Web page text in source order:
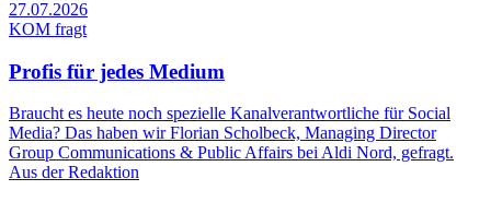
27.07.2026
KOM fragt
Profis für jedes Medium
Braucht es heute noch spezielle Kanalverantwortliche für Social
Media? Das haben wir Florian Scholbeck, Managing Director
Group Communications & Public Affairs bei Aldi Nord, gefragt.
Aus der Redaktion